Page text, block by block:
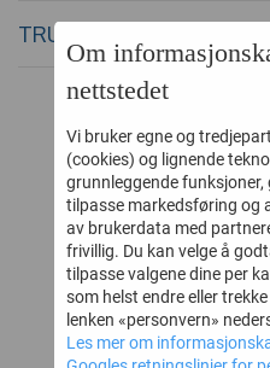
TRUSTPILOT
45%
Om
nettstedet
Vi bruker egne og
(cookies) og lignende
grunnleggende
tilpasse markedsføring og
av brukerdata med
frivillig. Du kan velge å
tilpasse valgene dine per
som helst endre eller
lenken «personvern»
Les mer om